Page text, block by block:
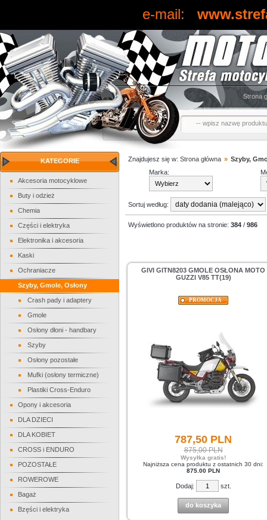
e-mail:
Strona
KATEGORIE
Akcesoria motocyklowe
Buty i odzież
Chemia
Części i elektryka
Elektronika i akcesoria
Kaski
Ochraniacze
Szyby, Gmole, Osłony
Crash pady i adaptery
Gmole
Osłony dłoni - handbary
Szyby
Osłony pozostałe
Mufki (osłony termiczne)
Plastiki Cross-Enduro
Opony i akcesoria
DLA DZIECI
DLA KOBIET
CROSS i ENDURO
POZOSTAŁE
ROWEROWE
Bagaż
Bzęści i elektryka
Znajdujesz się w: Strona główna » Szyby,
Marka:
Sortuj według:
Wyświetlono produktów na stronie: 384 / 986
GIVI GITN8203 GMOLE OSŁONA MOTO
GUZZI V85 TT(19)
PROMOCJA
787,50 PLN
875,00 PLN
Wysyłka gratis!
Najniższa cena produktu z ostatnich 30 dni:
875.00 PLN
Dodaj: szt.
do koszyka